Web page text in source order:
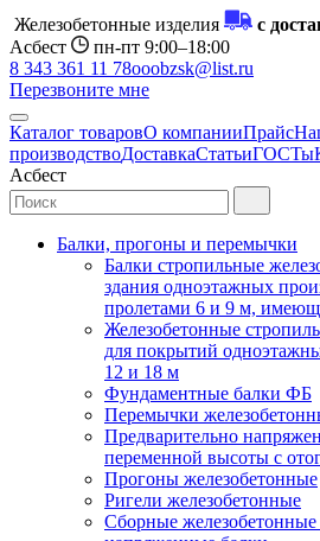
Железобетонные изделия
с
Асбест
пн-пт 9:00–18:00
8 343 361 11 78ooobzsk@list.ru
Перезвоните мне
Каталог товаровО компанииПрайс
производствоДоставкаСтатьиГОСТы
Асбест
Балки, прогоны и перемычки
Балки стропильные
здания одноэтажных
пролетами 6 и 9 м,
Железобетонные
для покрытий
12 и 18 м
Фундаментные балки ФБ
Перемычки
Предварительно
переменной высоты с
Прогоны железобетонные
Ригели железобетонные
Сборные железобетонные